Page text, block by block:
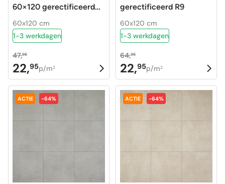
60×120 gerectificeerd
R9
60x120 cm
1-3 werkdagen
47,95
Oorspronkelijke
prijs
was:
47,95.
22,95
Huidige
prijs
is:
22,95.
p/m2
gerectificeerd R9
60x120 cm
1-3 werkdagen
64,95
Oorspronkelijke
prijs
was:
64,95.
22,95
Huidige
prijs
is:
22,95.
p/m2
ACTIE -64% ACTIE -64%